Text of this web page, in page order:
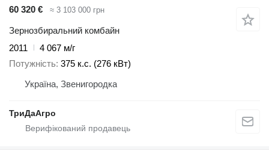
60 320 €
≈ 3 103 000 грн
Зернозбиральний комбайн
2011
4 067 м/г
Потужність 375 к.с. (276 кВт)
Україна, Звенигородка
ТриДаАгро